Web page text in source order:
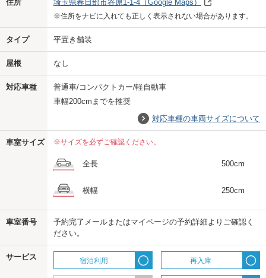
住所 埼玉県春日部市谷原1-1-4 （Google Maps）
※住所をナビに入れても正しく表示されない場合があります。
タイプ 平置き舗装
屋根 なし
対応車種
普通車/コンパクトカー/軽自動車
車幅200cmまでを推奨
対応車種の車両サイズについて
車室サイズ ※サイズを必ずご確認ください。
全長 500cm
横幅 250cm
車室番号
予約完了メールまたはマイページの予約詳細よりご確認く
ださい。
サービス 宿泊利用 再入庫